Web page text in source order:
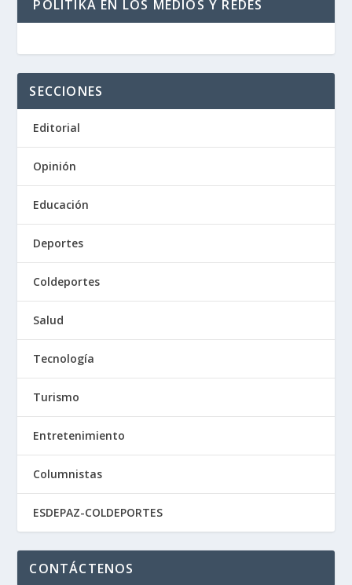
POLITIKA EN LOS MEDIOS Y REDES
SECCIONES
Editorial
Opinión
Educación
Deportes
Coldeportes
Salud
Tecnología
Turismo
Entretenimiento
Columnistas
ESDEPAZ-COLDEPORTES
CONTÁCTENOS